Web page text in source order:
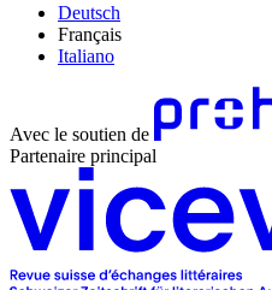
Deutsch
Français
Italiano
Avec le soutien de
Partenaire principal